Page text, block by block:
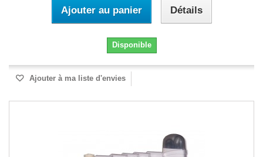
Ajouter au panier Détails
Disponible
Ajouter à ma liste d'envies